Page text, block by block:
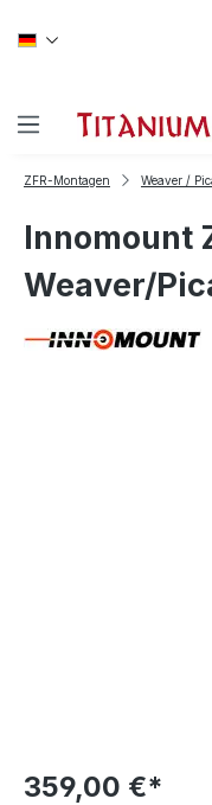
ZFR-Montagen Weaver /
Innomount
Weaver/
359,00 €*